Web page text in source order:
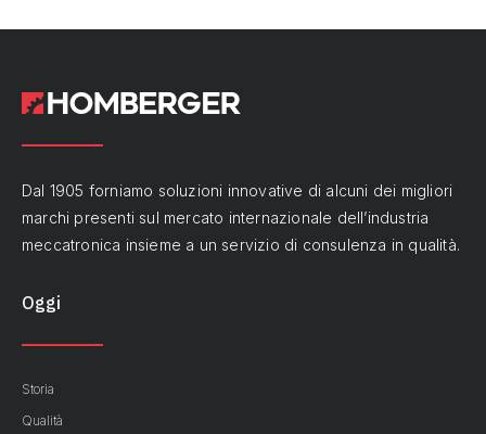
Dal 1905 forniamo soluzioni innovative di alcuni dei migliori
marchi presenti sul mercato internazionale dell’industria
meccatronica insieme a un servizio di consulenza in qualità.
Oggi
Storia
Qualità